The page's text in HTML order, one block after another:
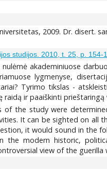
2009. Dr. disert.
studijos. 2010, t. 25, p. 154-
akademiniuose
lygmenyse,
Tyrimo tikslas -
ir paaiškinti
the study were
It can be sighted on all
it would sound in the
the modern historic,
view of the